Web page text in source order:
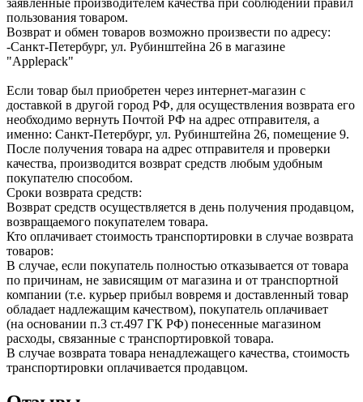
пользования товаром.
Возврат и обмен товаров возможно произвести по адресу:
-Санкт-Петербург, ул. Рубинштейна 26 в магазине
"Applepack"
Если товар был приобретен через интернет-магазин с
доставкой в другой город РФ, для осуществления возврата его
необходимо вернуть Почтой РФ на адрес отправителя, а
именно: Санкт-Петербург, ул. Рубинштейна 26, помещение 9.
После получения товара на адрес отправителя и проверки
качества, производится возврат средств любым удобным
покупателю способом.
Сроки возврата средств:
Возврат средств осуществляется в день получения продавцом,
возвращаемого покупателем товара.
Кто оплачивает стоимость транспортировки в случае возврата
товаров:
В случае, если покупатель полностью отказывается от товара
по причинам, не зависящим от магазина и от транспортной
компании (т.е. курьер прибыл вовремя и доставленный товар
обладает надлежащим качеством), покупатель оплачивает
(на основании п.3 ст.497 ГК РФ) понесенные магазином
расходы, связанные с транспортировкой товара.
В случае возврата товара ненадлежащего качества, стоимость
транспортировки оплачивается продавцом.